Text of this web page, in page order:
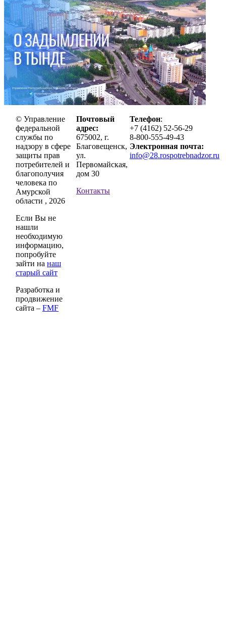
© Управление
федеральной
службы по
надзору в сфере
защиты прав
потребителей и
благополучия
человека по
Амурской
области , 2026
Если Вы не
нашли
необходимую
информацию,
попробуйте
зайти на наш
старый сайт
Разработка и
продвижение
сайта – FMF
Почтовый
адрес:
675002, г.
Благовещенск,
ул.
Первомайская,
дом 30
Контакты
Телефон:
+7 (4162) 52-56-29
8-800-555-49-43
Электронная почта:
info@28.rospotrebnadzor.ru